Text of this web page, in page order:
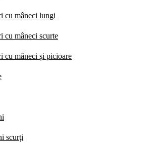
cu mâneci lungi
cu mâneci scurte
cu mâneci și picioare
scurți